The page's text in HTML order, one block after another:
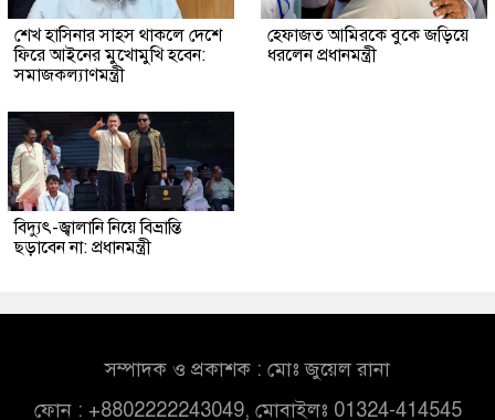
শেখ হাসিনার সাহস থাকলে দেশে
ফিরে আইনের মুখোমুখি হবেন:
সমাজকল্যাণমন্ত্রী
হেফাজত আমিরকে বুকে জড়িয়ে
ধরলেন প্রধানমন্ত্রী
বিদ্যুৎ-জ্বালানি নিয়ে বিভ্রান্তি
ছড়াবেন না: প্রধানমন্ত্রী
সম্পাদক ও প্রকাশক : মোঃ জুয়েল রানা
ফোন : +8802222243049, মোবাইলঃ 01324-414545